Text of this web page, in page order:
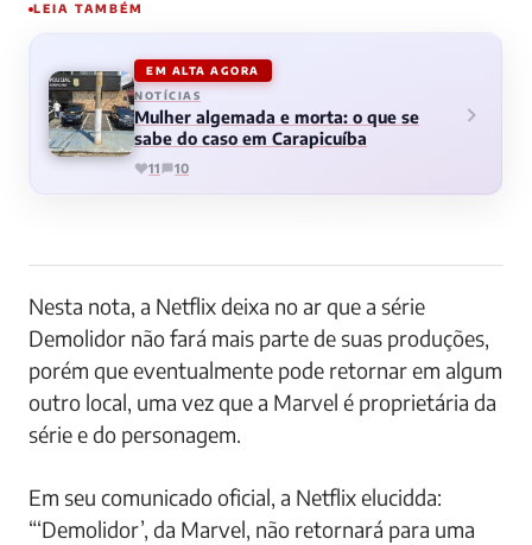
LEIA TAMBÉM
EM ALTA AGORA
NOTÍCIAS
Mulher algemada e morta: o que se
sabe do caso em Carapicuíba
11 10
Nesta nota, a Netflix deixa no ar que a série
Demolidor não fará mais parte de suas produções,
porém que eventualmente pode retornar em algum
outro local, uma vez que a Marvel é proprietária da
série e do personagem.
Em seu comunicado oficial, a Netflix elucidda:
“‘Demolidor’, da Marvel, não retornará para uma